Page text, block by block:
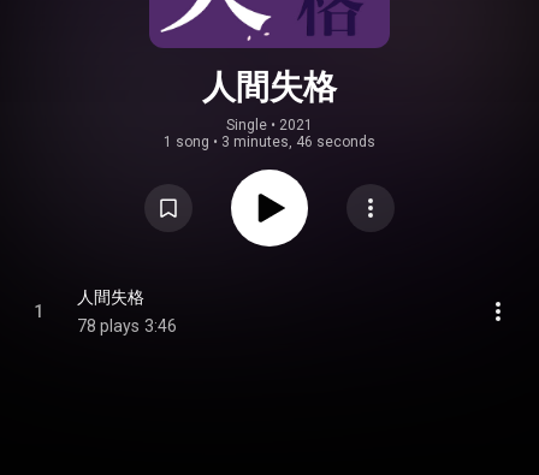
人間失格
Single • 2021
1 song • 3 minutes, 46 seconds
1
人間失格
78 plays 3:46